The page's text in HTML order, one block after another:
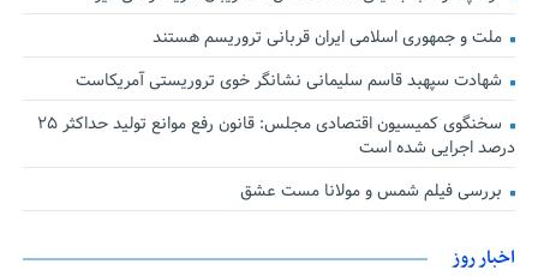
ملت و جمهوری اسلامی ایران قربانی تروریسم هستند
شهادت سپهبد قاسم سلیمانی نشانگر خوی تروریستی آمریکاست
سخنگوی کمیسیون اقتصادی مجلس: قانون رفع موانع تولید حداکثر ۲۵
درصد اجرایی شده است
بررسی فیلم شمس و مولانا مست عشق
اخبار روز